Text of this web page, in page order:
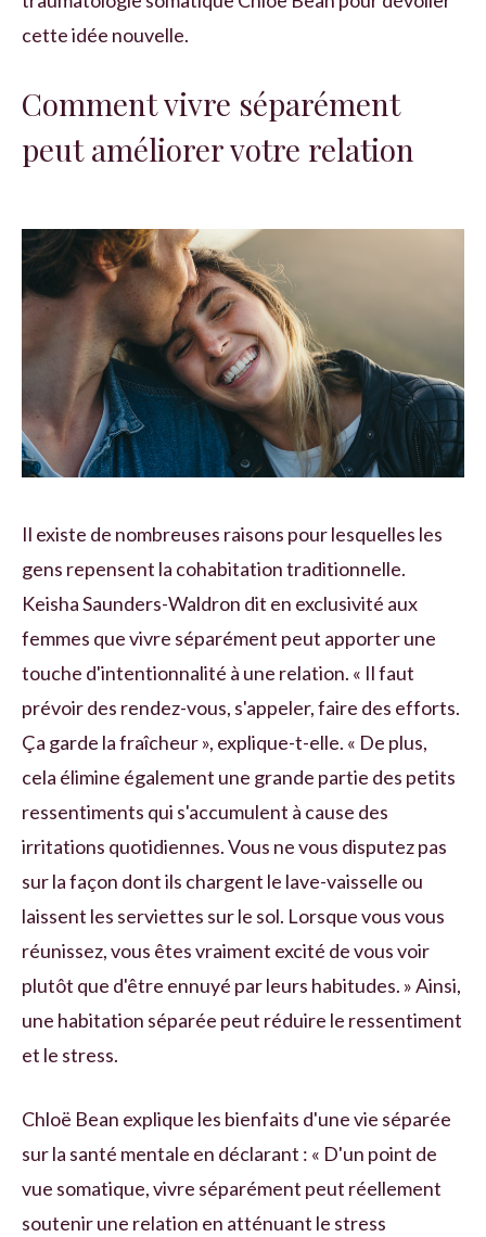
cette idée nouvelle.
Comment vivre séparément
peut améliorer votre relation
Il existe de nombreuses raisons pour lesquelles les
gens repensent la cohabitation traditionnelle.
Keisha Saunders-Waldron dit en exclusivité aux
femmes que vivre séparément peut apporter une
touche d'intentionnalité à une relation. « Il faut
prévoir des rendez-vous, s'appeler, faire des efforts.
Ça garde la fraîcheur », explique-t-elle. « De plus,
cela élimine également une grande partie des petits
ressentiments qui s'accumulent à cause des
irritations quotidiennes. Vous ne vous disputez pas
sur la façon dont ils chargent le lave-vaisselle ou
laissent les serviettes sur le sol. Lorsque vous vous
réunissez, vous êtes vraiment excité de vous voir
plutôt que d'être ennuyé par leurs habitudes. » Ainsi,
une habitation séparée peut réduire le ressentiment
et le stress.
Chloë Bean explique les bienfaits d'une vie séparée
sur la santé mentale en déclarant : « D'un point de
vue somatique, vivre séparément peut réellement
soutenir une relation en atténuant le stress